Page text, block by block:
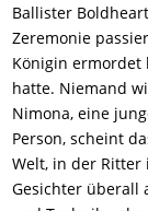
Ballister
Zeremonie
Königin ermordet
hatte. Niemand
Nimona, eine
Person, scheint
Welt, in der
Gesichter überall